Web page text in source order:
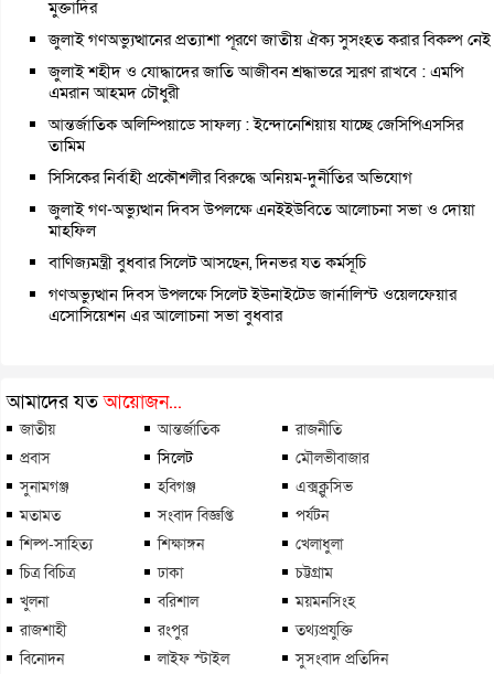
মুক্তাদির
জুলাই গণঅভ্যুত্থানের প্রত্যাশা পূরণে জাতীয় ঐক্য সুসংহত করার বিকল্প নেই
জুলাই শহীদ ও যোদ্ধাদের জাতি আজীবন শ্রদ্ধাভরে স্মরণ রাখবে : এমপি
এমরান আহমদ চৌধুরী
আন্তর্জাতিক অলিম্পিয়াডে সাফল্য : ইন্দোনেশিয়ায় যাচ্ছে জেসিপিএসসির
তামিম
সিসিকের নির্বাহী প্রকৌশলীর বিরুদ্ধে অনিয়ম-দুর্নীতির অভিযোগ
জুলাই গণ-অভ্যুত্থান দিবস উপলক্ষে এনইইউবিতে আলোচনা সভা ও দোয়া
মাহফিল
বাণিজ্যমন্ত্রী বুধবার সিলেট আসছেন, দিনভর যত কর্মসূচি
গণঅভ্যুত্থান দিবস উপলক্ষে সিলেট ইউনাইটেড জার্নালিস্ট ওয়েলফেয়ার
এসোসিয়েশন এর আলোচনা সভা বুধবার
আমাদের যতআয়োজন...
জাতীয় আন্তর্জাতিক
রাজনীতি
প্রবাস
সিলেট
মৌলভীবাজার
সুনামগঞ্জ
হবিগঞ্জ
এক্সক্লুসিভ
মতামত
সংবাদ বিজ্ঞপ্তি
পর্যটন
শিল্প-সাহিত্য
শিক্ষাঙ্গন
খেলাধুলা
চিত্র বিচিত্র
ঢাকা
চট্টগ্রাম
খুলনা
বরিশাল
ময়মনসিংহ
রাজশাহী
রংপুর
তথ্যপ্রযুক্তি
বিনোদন
লাইফ স্টাইল সুসংবাদ প্রতিদিন